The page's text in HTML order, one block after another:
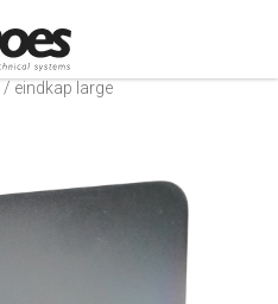
/ eindkap large